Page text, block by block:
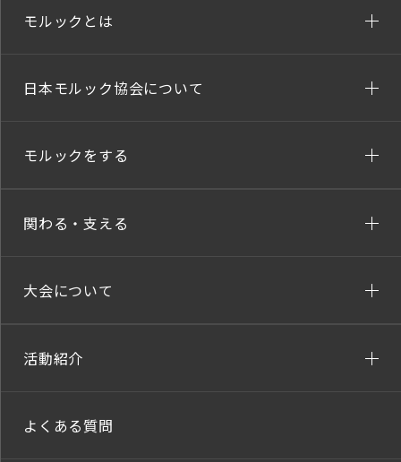
モルックとは
日本モルック協会について
モルックをする
関わる・支える
大会について
活動紹介
よくある質問